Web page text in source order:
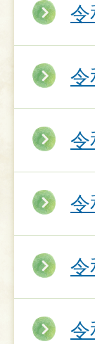
令
令
令
令
令
令